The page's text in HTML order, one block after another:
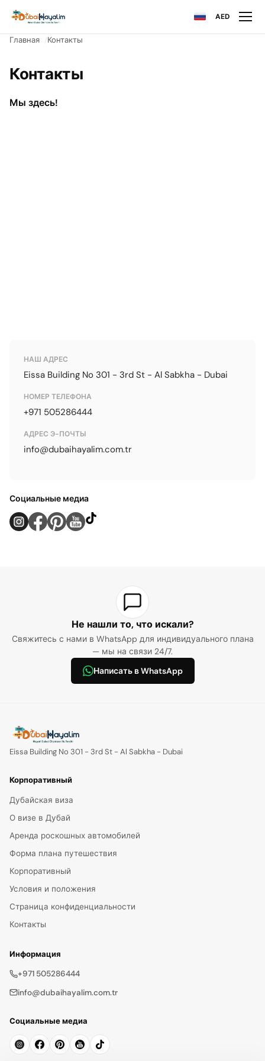
AED
Главная Контакты
Контакты
Мы здесь!
НАШ АДРЕС
Eissa Building No 301 - 3rd St - Al Sabkha - Dubai
НОМЕР ТЕЛЕФОНА
+971 505286444
АДРЕС Э-ПОЧТЫ
info@dubaihayalim.com.tr
Социальные медиа
Не нашли то, что искали?
Свяжитесь с нами в WhatsApp для индивидуального плана
— мы на связи 24/7.
Написать в WhatsApp
Eissa Building No 301 - 3rd St - Al Sabkha - Dubai
Корпоративный
Дубайская виза
О визе в Дубай
Аренда роскошных автомобилей
Форма плана путешествия
Корпоративный
Условия и положения
Страница конфиденциальности
Контакты
Информация
+971 505286444
info@dubaihayalim.com.tr
Социальные медиа